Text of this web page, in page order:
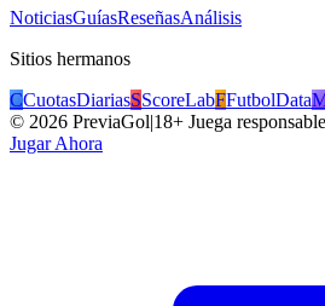
NoticiasGuíasReseñasAnálisis
Sitios hermanos
CCuotasDiariasSScoreLabFFutbolData
© 2026 PreviaGol|18+ Juega
Jugar Ahora